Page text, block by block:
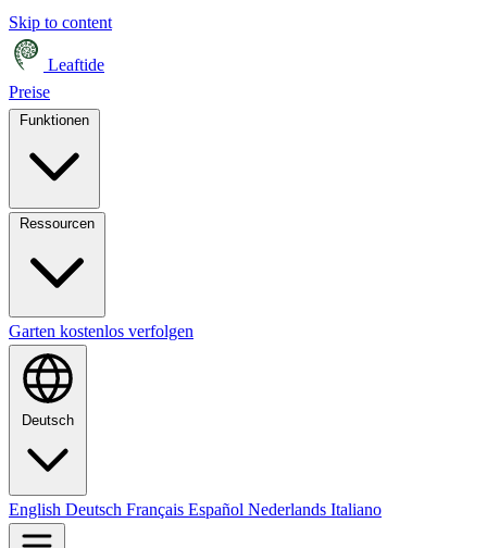
Skip to content
Leaftide
Preise
Garten kostenlos verfolgen
Deutsch
English Deutsch Français Español Nederlands Italiano